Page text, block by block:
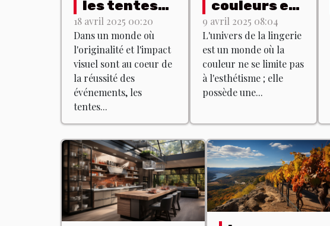
les tentes
gonflables
peuvent
dynamiser
vos
événements
18 avril 2025 00:20
Dans un monde où
l'originalité et l'impact
visuel sont au coeur de
la réussité des
événements, les
tentes...
couleurs en
lingerie :
Quelles
teintes
choisir pour
quel effet ?
9 avril 2025 08:04
L'univers de la lingerie
est un monde où la
couleur ne se limite pas
à l'esthétisme ; elle
possède une...